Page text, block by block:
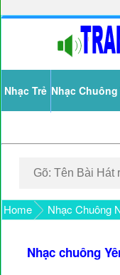
Nhạc Trẻ Nhạc
Home Nhạc Chuông
Nhạc chuông